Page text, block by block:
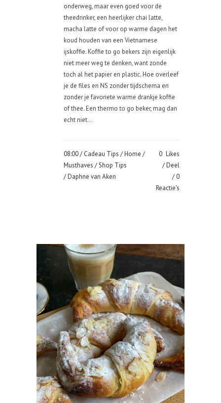
onderweg, maar even goed voor de
theedrinker, een heerlijker chai latte,
macha latte of voor op warme dagen het
koud houden van een Vietnamese
ijskoffie. Koffie to go bekers zijn eigenlijk
niet meer weg te denken, want zonde
toch al het papier en plastic. Hoe overleef
je de files en NS zonder tijdschema en
zonder je favoriete warme drankje koffie
of thee. Een thermo to go beker, mag dan
echt niet...
08:00 / Cadeau Tips /Home /
Musthaves /Shop Tips
/ Daphne van Aken
0 Likes
Deel
0
Reactie's